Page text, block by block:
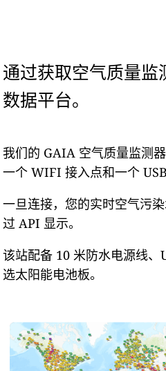
通过获取空气质量
数据平台。
我们的 GAIA 空气质量监测
一个 WIFI 接入点和一个 USB
一旦连接，您的实时空气污
过 API 显示。
该站配备 10 米防水电源线、
选太阳能电池板。